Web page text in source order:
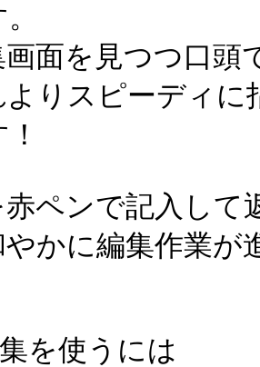
面を見つつ口
よりスピーディ
ペンで記入し
やかに編集作
を使うには